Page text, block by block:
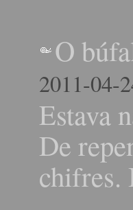
O
2011-04-
Estava
De
chifres.